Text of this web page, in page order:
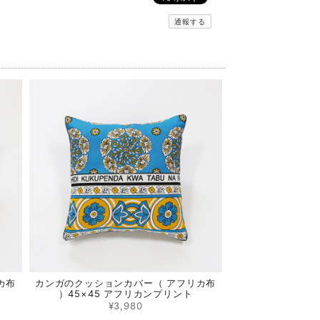
通報する
布
カンガのクッションカバー（ アフリカ布
）45×45 アフリカンプリント
¥3,980